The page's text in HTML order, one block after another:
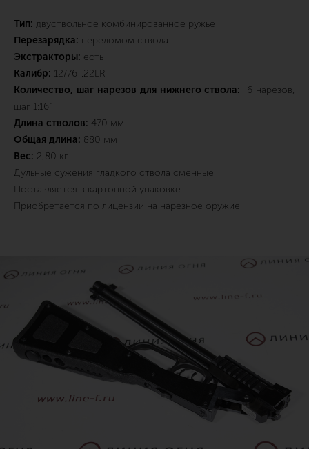
Тип: двуствольное комбинированное ружье
Перезарядка: переломом ствола
Экстракторы: есть
Калибр: 12/76-.22LR
Количество, шаг нарезов для нижнего ствола: 6 нарезов,
шаг 1:16"
Длина стволов: 470 мм
Общая длина: 880 мм
Вес: 2,80 кг
Дульные сужения гладкого ствола сменные.
Поставляется в картонной упаковке.
Приобретается по лицензии на нарезное оружие.